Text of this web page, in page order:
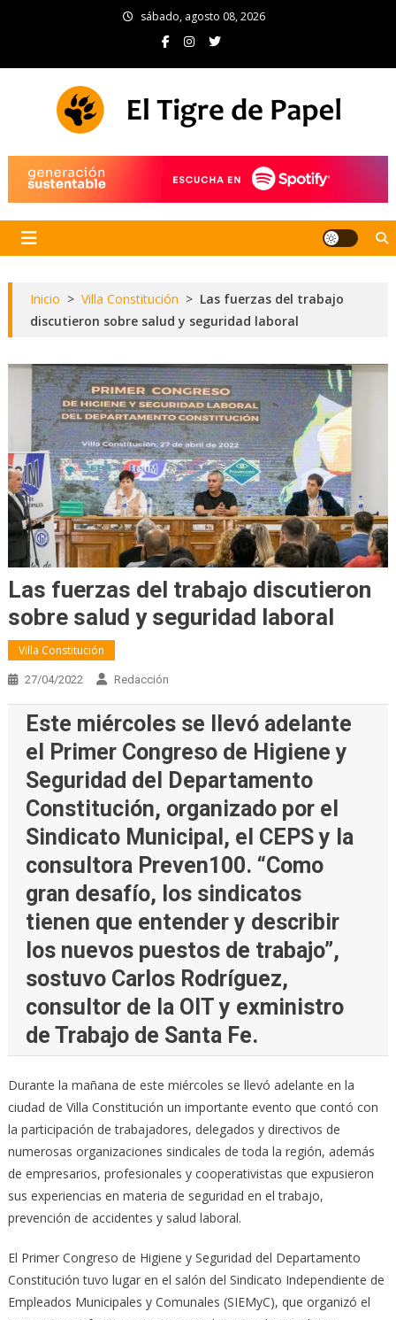
sábado, agosto 08, 2026
Inicio > Villa Constitución > Las fuerzas del trabajo
discutieron sobre salud y seguridad laboral
Las fuerzas del trabajo discutieron
sobre salud y seguridad laboral
Villa Constitución
27/04/2022 Redacción
Este miércoles se llevó adelante
el Primer Congreso de Higiene y
Seguridad del Departamento
Constitución, organizado por el
Sindicato Municipal, el CEPS y la
consultora Preven100. “Como
gran desafío, los sindicatos
tienen que entender y describir
los nuevos puestos de trabajo”,
sostuvo Carlos Rodríguez,
consultor de la OIT y exministro
de Trabajo de Santa Fe.
Durante la mañana de este miércoles se llevó adelante en la
ciudad de Villa Constitución un importante evento que contó con
la participación de trabajadores, delegados y directivos de
numerosas organizaciones sindicales de toda la región, además
de empresarios, profesionales y cooperativistas que expusieron
sus experiencias en materia de seguridad en el trabajo,
prevención de accidentes y salud laboral.
El Primer Congreso de Higiene y Seguridad del Departamento
Constitución tuvo lugar en el salón del Sindicato Independiente de
Empleados Municipales y Comunales (SIEMyC), que organizó el